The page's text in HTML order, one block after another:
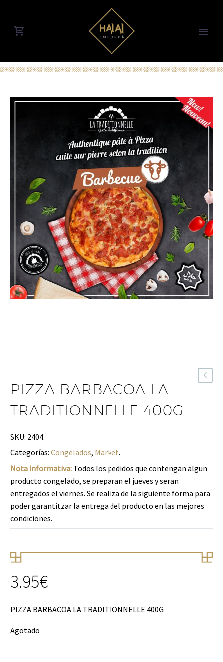
PIZZA BARBACOA LA
TRADITIONNELLE 400G
SKU: 2404.
Categorías: Congelados, Market.
Nota informativa: Todos los pedidos que contengan algun
producto congelado, se preparan el jueves y seran
entregados el viernes. Se realiza de la siguiente forma para
poder garantitzar la entrega del producto en las mejores
condiciones.
3.95€
PIZZA BARBACOA LA TRADITIONNELLE 400G
Agotado